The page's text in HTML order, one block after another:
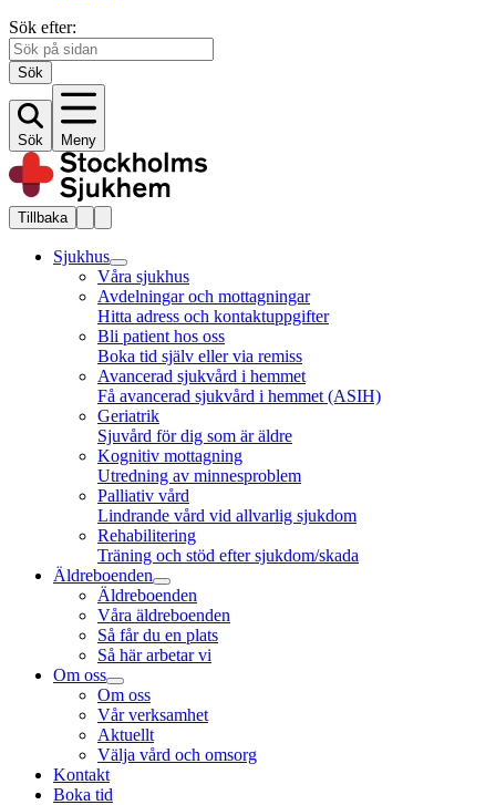
Sök efter:
Sök
Sök Meny
Tillbaka
Sjukhus
Våra sjukhus
Avdelningar och mottagningar
Hitta adress och kontaktuppgifter
Bli patient hos oss
Boka tid själv eller via remiss
Avancerad sjukvård i hemmet
Få avancerad sjukvård i hemmet (ASIH)
Geriatrik
Sjuvård för dig som är äldre
Kognitiv mottagning
Utredning av minnesproblem
Palliativ vård
Lindrande vård vid allvarlig sjukdom
Rehabilitering
Träning och stöd efter sjukdom/skada
Äldreboenden
Äldreboenden
Våra äldreboenden
Så får du en plats
Så här arbetar vi
Om oss
Om oss
Vår verksamhet
Aktuellt
Välja vård och omsorg
Kontakt
Boka tid